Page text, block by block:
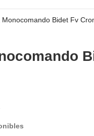
Monocomando Bidet Fv